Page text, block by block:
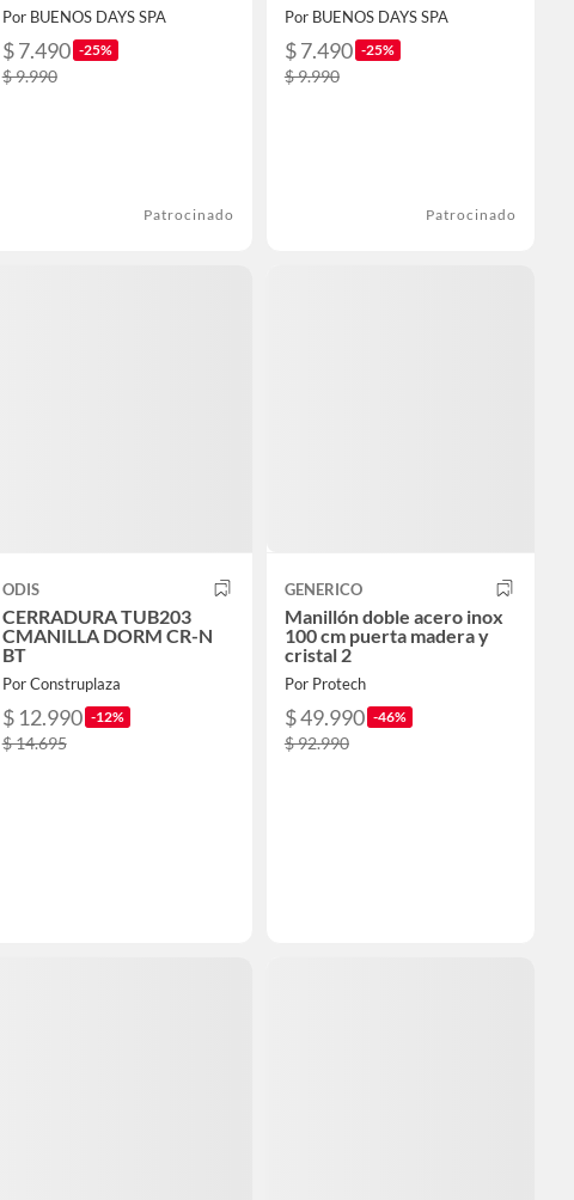
Por BUENOS DAYS SPA
$ 7.490 -25%
$ 9.990
Patrocinado
Por BUENOS DAYS SPA
$ 7.490 -25%
$ 9.990
Patrocinado
ODIS
CERRADURA TUB203
CMANILLA DORM CR-N
BT
Por Construplaza
$ 12.990 -12%
$ 14.695
GENERICO
Manillón doble acero inox
100 cm puerta madera y
cristal 2
Por Protech
$ 49.990 -46%
$ 92.990